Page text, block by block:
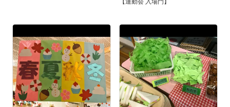
【運動会 入場門】